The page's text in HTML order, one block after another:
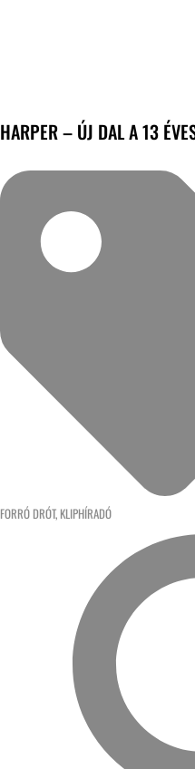
HARPER – ÚJ DAL A 13
FORRÓ DRÓT, KLIPHÍRADÓ